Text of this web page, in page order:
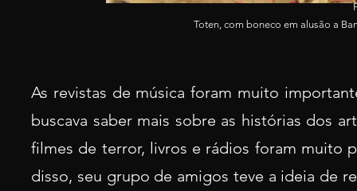
Toten, com boneco em alusão a
As revistas de música foram muito
buscava saber mais sobre as histórias dos
filmes de terror, livros e rádios foram muito
disso, seu grupo de amigos teve a ideia de